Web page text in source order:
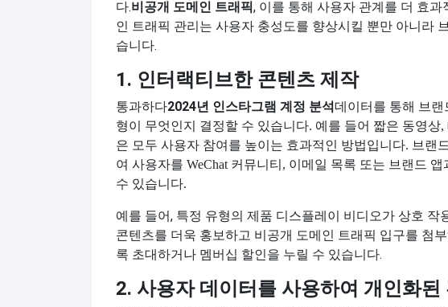
다.비공개 도메인 트래픽, 이를 통해 사용자 관계를 더 효
인 트래픽 관리는 사용자 충성도를 향상시킬 뿐만 아니라
습니다.
1. 인터랙티브한 콘텐츠 제작
통과하다2024년 인스타그램 계정 분석데이터를 통해 브
형이 무엇인지 결정할 수 있습니다. 예를 들어 짧은 동영
은 모두 사용자 참여를 높이는 효과적인 방법입니다. 브랜
여 사용자를 WeChat 커뮤니티, 이메일 목록 또는 브랜드
수 있습니다.
예를 들어, 특정 유형의 제품 디스플레이 비디오가 상호 작
콘텐츠를 더욱 홍보하고 비공개 도메인 트래픽 입구를 첨
록 초대하거나 멤버십 할인을 누릴 수 있습니다.
2. 사용자 데이터를 사용하여 개인화된